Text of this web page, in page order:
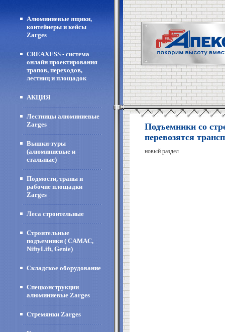
Алюминиевые ящики,
контейнеры и кейсы
Zarges
CREAXESS - система
онлайн проектирования
трапов, переходов,
лестниц и площадок
АКЦИЯ
Лестницы алюминиевые
Zarges
Вышки-туры
(алюминиевые и
стальные)
Подмости, трапы и
рабочие площадки
Zarges
Леса строительные
Строительные
подъемники ( CAMAC,
NiftyLift, Genie)
Складское оборудование
Спецконструкции
алюминиевые Zarges
Стремянки Zarges
Подъемники со
перевозятся
новый раздел